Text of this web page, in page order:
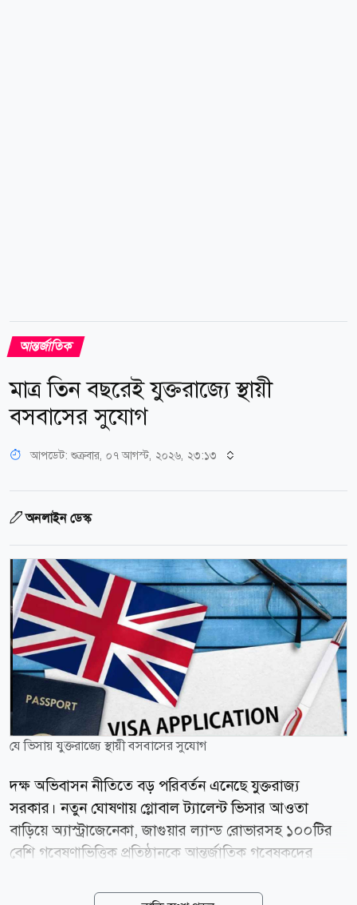
আন্তর্জাতিক
মাত্র তিন বছরেই যুক্তরাজ্যে স্থায়ী
বসবাসের সুযোগ
আপডেট: শুক্রবার, ০৭ আগস্ট, ২০২৬, ২৩:১৩
অনলাইন ডেস্ক
যে ভিসায় যুক্তরাজ্যে স্থায়ী বসবাসের সুযোগ
দক্ষ অভিবাসন নীতিতে বড় পরিবর্তন এনেছে যুক্তরাজ্য
সরকার। নতুন ঘোষণায় গ্লোবাল ট্যালেন্ট ভিসার আওতা
বাড়িয়ে অ্যাস্ট্রাজেনেকা, জাগুয়ার ল্যান্ড রোভারসহ ১০০টির
বেশি গবেষণাভিত্তিক প্রতিষ্ঠানকে আন্তর্জাতিক গবেষকদের
গবেষকদের জন্য মাত্র তিন বছরেই ইন্ডিফিনিট লিভ টু রিমেইন